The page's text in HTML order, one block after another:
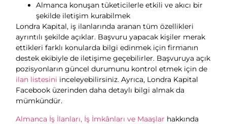
Almanca konuşan tüketicilerle etkili ve akıcı bir
şekilde iletişim kurabilmek
Londra Kapital, iş ilanlarında aranan tüm özellikleri
ayrıntılı şekilde açıklar. Başvuru yapacak kişiler merak
ettikleri farklı konularda bilgi edinmek için firmanın
destek ekibiyle de iletişime geçebilirler. Başvuruya açık
pozisyonların güncel durumunu kontrol etmek için de
ilan listesini inceleyebilirsiniz. Ayrıca, Londra Kapital
Facebook üzerinden daha detaylı bilgi almak da
mümkündür.
Almanca İş İlanları, İş İmkânları ve Maaşlar hakkında